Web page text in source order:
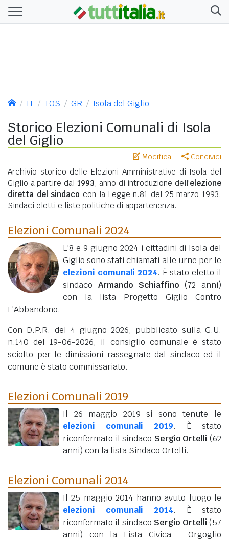
IT TOS GR Isola del Giglio
Storico Elezioni Comunali di Isola
del Giglio
Modifica Condividi
Archivio storico delle Elezioni Amministrative di Isola del
Giglio a partire dal 1993, anno di introduzione dell'elezione
diretta del sindaco con la Legge n.81 del 25 marzo 1993.
Sindaci eletti e liste politiche di appartenenza.
Elezioni Comunali 2024
L'8 e 9 giugno 2024 i cittadini di Isola del
Giglio sono stati chiamati alle urne per le
elezioni comunali 2024. È stato eletto il
sindaco Armando Schiaffino (72 anni)
con la lista Progetto Giglio Contro
L'Abbandono.
Con D.P.R. del 4 giugno 2026, pubblicato sulla G.U.
n.140 del 19-06-2026, il consiglio comunale è stato
sciolto per le dimissioni rassegnate dal sindaco ed il
comune è stato commissariato.
Elezioni Comunali 2019
Il 26 maggio 2019 si sono tenute le
elezioni comunali 2019. È stato
riconfermato il sindaco Sergio Ortelli (62
anni) con la lista Sindaco Ortelli.
Elezioni Comunali 2014
Il 25 maggio 2014 hanno avuto luogo le
elezioni comunali 2014. È stato
riconfermato il sindaco Sergio Ortelli (57
anni) con la Lista Civica - Orgoglio